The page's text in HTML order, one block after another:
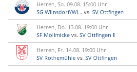
Herren, So. 09.08. 15:00 Uhr
SG Wilnsdorf/Wi... vs. SV Ottfingen
Herren, Do. 13.08. 19:00 Uhr
SF Möllmicke vs. SV Ottfingen II
Herren, Fr. 14.08. 19:00 Uhr
SV Rothemühle vs. SV Ottfingen